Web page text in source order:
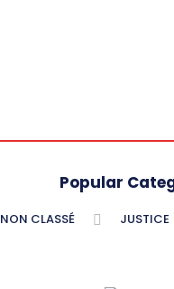
Popular
NON CLASSÉ JUSTICE